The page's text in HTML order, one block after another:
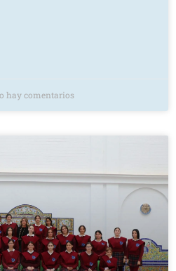
hay comentarios